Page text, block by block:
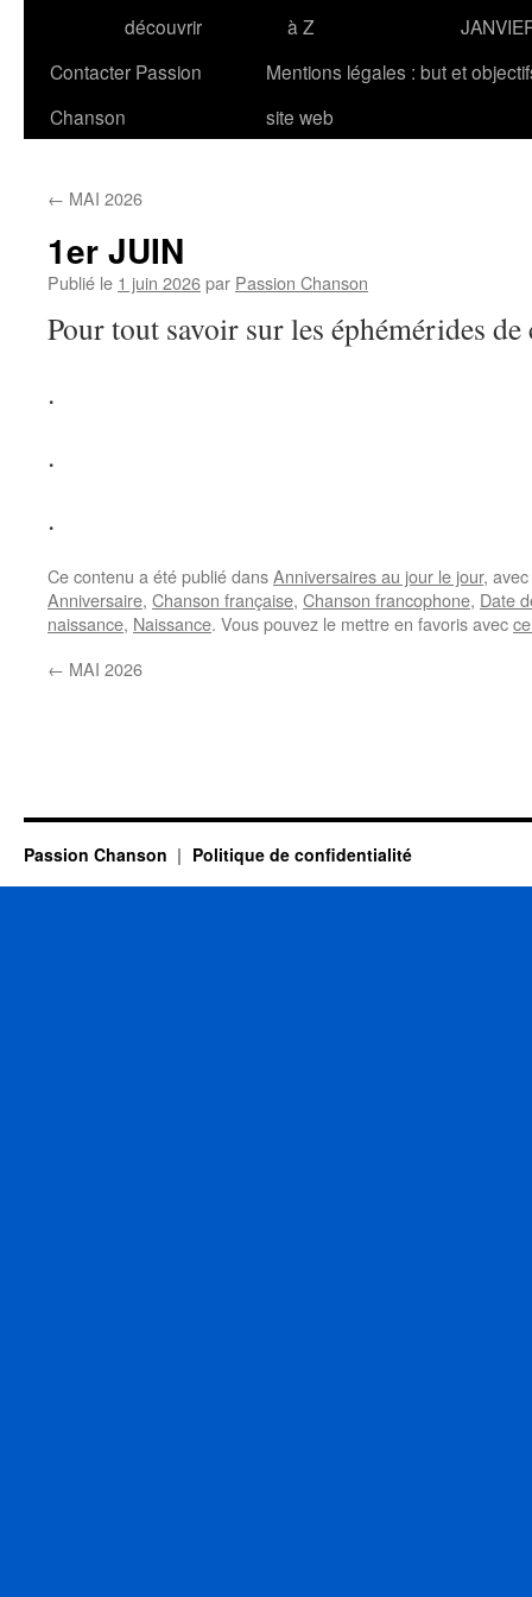
découvrir
à Z
Contacter Passion
Chanson
Mentions légales : but et
site web
← MAI 2026
1er JUIN
Publié le 1 juin 2026par Passion Chanson
Pour tout savoir sur les éphémérides
.
.
.
Ce contenu a été publié dansAnniversaires au jour le jour,
Anniversaire, Chanson française, Chanson francophone, Date
naissance, Naissance. Vous pouvez le mettre en favoris avec
← MAI 2026
Passion Chanson Politique de confidentialité